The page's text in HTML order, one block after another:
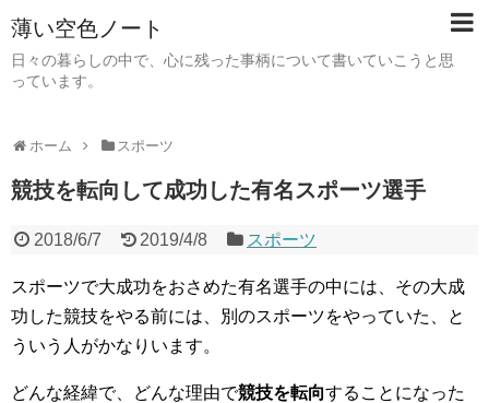
薄い空色ノート
日々の暮らしの中で、心に残った事柄について書いていこうと思
っています。
ホーム スポーツ
競技を転向して成功した有名スポーツ選手
2018/6/7 2019/4/8 スポーツ
スポーツで大成功をおさめた有名選手の中には、その大成
功した競技をやる前には、別のスポーツをやっていた、と
ういう人がかなりいます。
どんな経緯で、どんな理由で競技を転向することになった